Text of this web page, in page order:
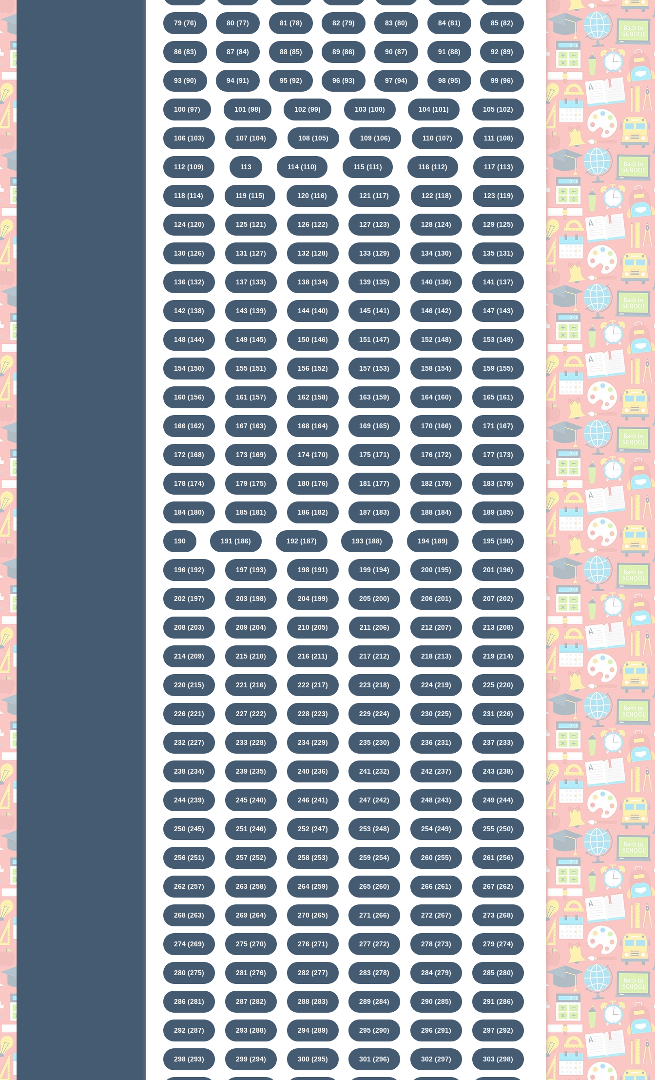
79 (76) 80 (77) 81 (78) 82 (79) 83 (80) 84 (81) 85 (82)
86 (83) 87 (84) 88 (85) 89 (86) 90 (87) 91 (88) 92 (89)
93 (90) 94 (91) 95 (92) 96 (93) 97 (94) 98 (95) 99 (96)
100 (97) 101 (98) 102 (99) 103 (100) 104 (101) 105 (102)
106 (103) 107 (104) 108 (105) 109 (106) 110 (107) 111 (108)
112 (109) 113 114 (110) 115 (111) 116 (112) 117 (113)
118 (114) 119 (115) 120 (116) 121 (117) 122 (118) 123 (119)
124 (120) 125 (121) 126 (122) 127 (123) 128 (124) 129 (125)
130 (126) 131 (127) 132 (128) 133 (129) 134 (130) 135 (131)
136 (132) 137 (133) 138 (134) 139 (135) 140 (136) 141 (137)
142 (138) 143 (139) 144 (140) 145 (141) 146 (142) 147 (143)
148 (144) 149 (145) 150 (146) 151 (147) 152 (148) 153 (149)
154 (150) 155 (151) 156 (152) 157 (153) 158 (154) 159 (155)
160 (156) 161 (157) 162 (158) 163 (159) 164 (160) 165 (161)
166 (162) 167 (163) 168 (164) 169 (165) 170 (166) 171 (167)
172 (168) 173 (169) 174 (170) 175 (171) 176 (172) 177 (173)
178 (174) 179 (175) 180 (176) 181 (177) 182 (178) 183 (179)
184 (180) 185 (181) 186 (182) 187 (183) 188 (184) 189 (185)
190 191 (186) 192 (187) 193 (188) 194 (189) 195 (190)
196 (192) 197 (193) 198 (191) 199 (194) 200 (195) 201 (196)
202 (197) 203 (198) 204 (199) 205 (200) 206 (201) 207 (202)
208 (203) 209 (204) 210 (205) 211 (206) 212 (207) 213 (208)
214 (209) 215 (210) 216 (211) 217 (212) 218 (213) 219 (214)
220 (215) 221 (216) 222 (217) 223 (218) 224 (219) 225 (220)
226 (221) 227 (222) 228 (223) 229 (224) 230 (225) 231 (226)
232 (227) 233 (228) 234 (229) 235 (230) 236 (231) 237 (233)
238 (234) 239 (235) 240 (236) 241 (232) 242 (237) 243 (238)
244 (239) 245 (240) 246 (241) 247 (242) 248 (243) 249 (244)
250 (245) 251 (246) 252 (247) 253 (248) 254 (249) 255 (250)
256 (251) 257 (252) 258 (253) 259 (254) 260 (255) 261 (256)
262 (257) 263 (258) 264 (259) 265 (260) 266 (261) 267 (262)
268 (263) 269 (264) 270 (265) 271 (266) 272 (267) 273 (268)
274 (269) 275 (270) 276 (271) 277 (272) 278 (273) 279 (274)
280 (275) 281 (276) 282 (277) 283 (278) 284 (279) 285 (280)
286 (281) 287 (282) 288 (283) 289 (284) 290 (285) 291 (286)
292 (287) 293 (288) 294 (289) 295 (290) 296 (291) 297 (292)
298 (293) 299 (294) 300 (295) 301 (296) 302 (297) 303 (298)